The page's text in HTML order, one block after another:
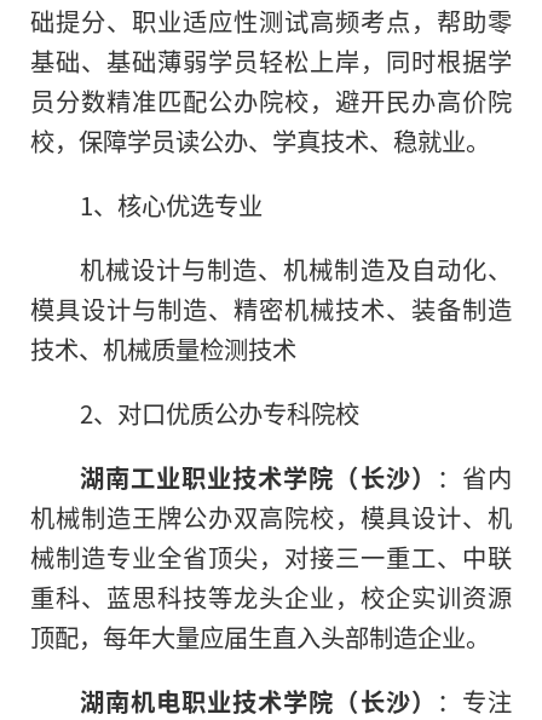
础提分、职业适应性测试高频考点，帮助零
基础、基础薄弱学员轻松上岸，同时根据学
员分数精准匹配公办院校，避开民办高价院
校，保障学员读公办、学真技术、稳就业。
1、核心优选专业
机械设计与制造、机械制造及自动化、
模具设计与制造、精密机械技术、装备制造
技术、机械质量检测技术
2、对口优质公办专科院校
湖南工业职业技术学院（长沙） ：省内
机械制造王牌公办双高院校，模具设计、机
械制造专业全省顶尖，对接三一重工、中联
重科、蓝思科技等龙头企业，校企实训资源
顶配，每年大量应届生直入头部制造企业。
湖南机电职业技术学院（长沙） ：专注